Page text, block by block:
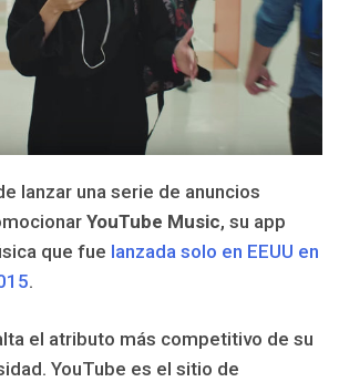
lanzar una serie de anuncios
YouTube Music, su app
que fue lanzada solo en EEUU en
.
el atributo más competitivo de su
YouTube es el sitio de